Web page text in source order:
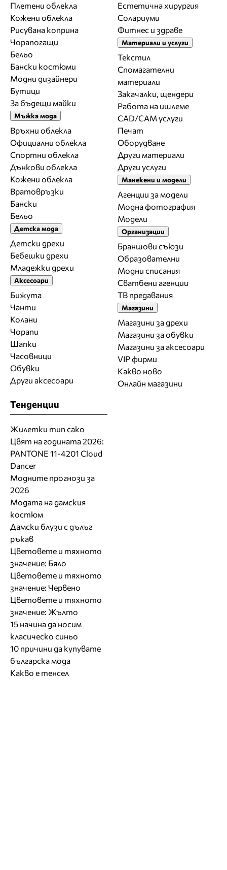
Плетени облекла
Кожени облекла
Рисувана коприна
Чорапогащи
Бельо
Бански костюми
Модни дизайнери
Бутици
За бъдещи майки
Мъжка мода
Връхни облекла
Официални облекла
Спортни облекла
Дънкови облекла
Кожени облекла
Вратовръзки
Бански
Бельо
Детска мода
Детски дрехи
Бебешки дрехи
Младежки дрехи
Аксесоари
Бижута
Чанти
Колани
Чорапи
Шапки
Часовници
Обувки
Други аксесоари
Естетична хирургия
Солариуми
Фитнес и здраве
Материали и услуги
Текстил
Спомагателни
материали
Закачалки, щендери
Работа на ишлеме
CAD/CAM услуги
Печат
Оборудване
Други материали
Други услуги
Манекени и модели
Агенции за модели
Модна фотография
Модели
Организации
Браншови съюзи
Образователни
Модни списания
Сватбени агенции
ТВ предавания
Магазини
Магазини за дрехи
Магазини за обувки
Магазини за aксесоари
VIP фирми
Какво ново
Онлайн магазини
Тенденции
Жилетки тип сако
Цвят на годината 2026:
PANTONE 11-4201 Cloud
Dancer
Модните прогнози за
2026
Модата на дамския
костюм
Дамски блузи с дълъг
ръкав
Цветовете и тяхното
значение: Бяло
Цветовете и тяхното
значение: Червено
Цветовете и тяхното
значение: Жълто
15 начина да носим
класическо синьо
10 причини да купувате
българска мода
Какво е тенсел